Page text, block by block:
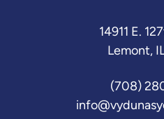
14911 E.
Lemont,
(708)